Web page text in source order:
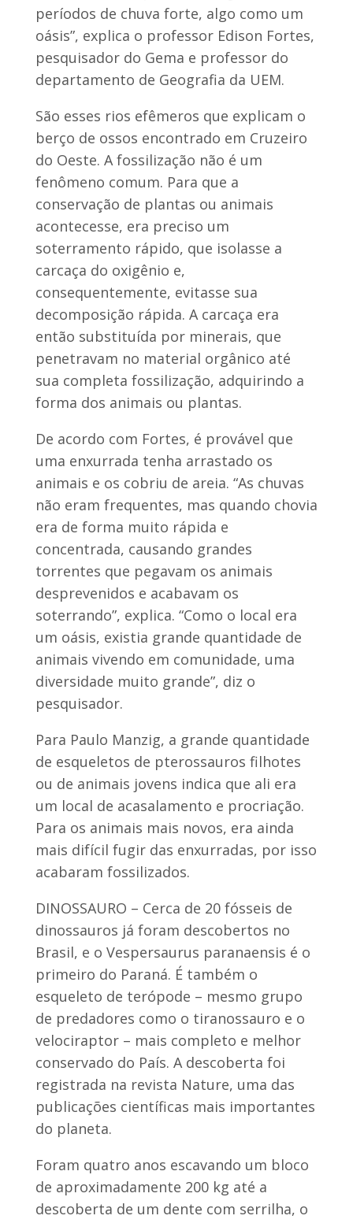
períodos de chuva forte, algo como um
oásis”, explica o professor Edison Fortes,
pesquisador do Gema e professor do
departamento de Geografia da UEM.
São esses rios efêmeros que explicam o
berço de ossos encontrado em Cruzeiro
do Oeste. A fossilização não é um
fenômeno comum. Para que a
conservação de plantas ou animais
acontecesse, era preciso um
soterramento rápido, que isolasse a
carcaça do oxigênio e,
consequentemente, evitasse sua
decomposição rápida. A carcaça era
então substituída por minerais, que
penetravam no material orgânico até
sua completa fossilização, adquirindo a
forma dos animais ou plantas.
De acordo com Fortes, é provável que
uma enxurrada tenha arrastado os
animais e os cobriu de areia. “As chuvas
não eram frequentes, mas quando chovia
era de forma muito rápida e
concentrada, causando grandes
torrentes que pegavam os animais
desprevenidos e acabavam os
soterrando”, explica. “Como o local era
um oásis, existia grande quantidade de
animais vivendo em comunidade, uma
diversidade muito grande”, diz o
pesquisador.
Para Paulo Manzig, a grande quantidade
de esqueletos de pterossauros filhotes
ou de animais jovens indica que ali era
um local de acasalamento e procriação.
Para os animais mais novos, era ainda
mais difícil fugir das enxurradas, por isso
acabaram fossilizados.
DINOSSAURO – Cerca de 20 fósseis de
dinossauros já foram descobertos no
Brasil, e o Vespersaurus paranaensis é o
primeiro do Paraná. É também o
esqueleto de terópode – mesmo grupo
de predadores como o tiranossauro e o
velociraptor – mais completo e melhor
conservado do País. A descoberta foi
registrada na revista Nature, uma das
publicações científicas mais importantes
do planeta.
Foram quatro anos escavando um bloco
de aproximadamente 200 kg até a
descoberta de um dente com serrilha, o